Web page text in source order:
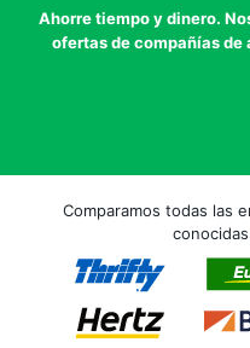
Ahorre tiempo y dinero.
ofertas de compañías
Comparamos todas las